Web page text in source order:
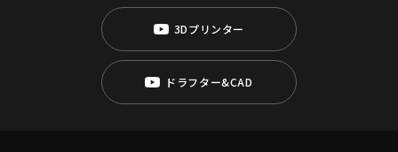
3Dプリンター
ドラフター&CAD